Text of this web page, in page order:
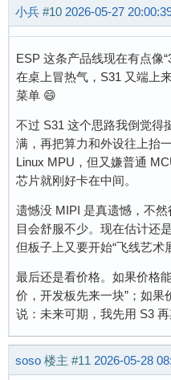
小兵 #10 2026-05-27
ESP 这条产品线现在有点像
在桌上冒热气，S31 又端上
菜单 😄
不过 S31 这个思路我倒觉得
满，再把算力和外设往上抬
Linux MPU，但又嫌普通
芯片就刚好卡在中间。
遗憾没 MIPI 是真遗憾，不
目会舒服不少。现在估计还
但板子上又要开始“飞线艺术展
最后还是看价格。如果价格
价，开发板先来一块”；如
说：未来可期，我先用 S3 再
soso 楼主 #11 2026-05-28